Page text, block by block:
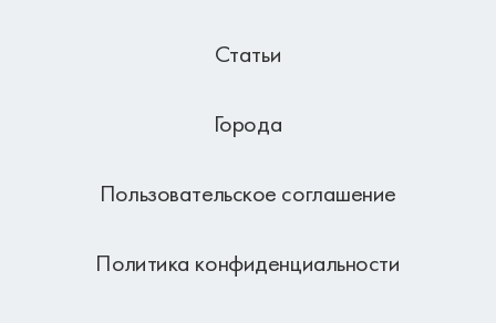
Статьи
Города
Пользовательское соглашение
Политика конфиденциальности